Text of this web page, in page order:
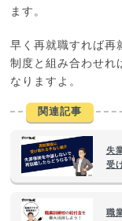
ます。
早く再就職すれば再
制度と組み合わせれ
なりますよ。
関連記事
失
受
職